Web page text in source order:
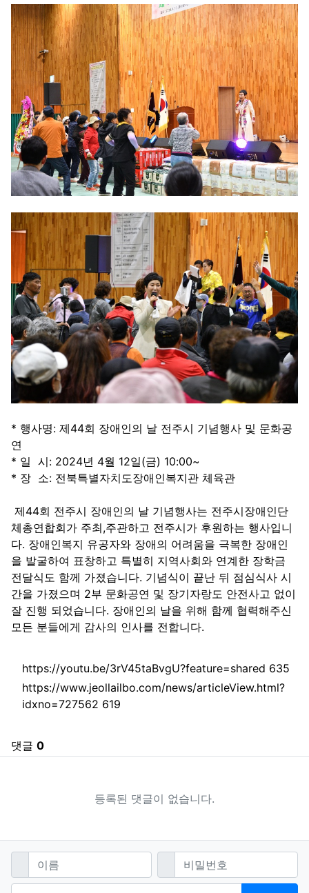
* 행사명: 제44회 장애인의 날 전주시 기념행사 및 문화공
연
* 일 시: 2024년 4월 12일(금) 10:00~
* 장 소: 전북특별자치도장애인복지관 체육관
제44회 전주시 장애인의 날 기념행사는 전주시장애인단
체총연합회가 주최,주관하고 전주시가 후원하는 행사입니
다. 장애인복지 유공자와 장애의 어려움을 극복한 장애인
을 발굴하여 표창하고 특별히 지역사회와 연계한 장학금
전달식도 함께 가졌습니다. 기념식이 끝난 뒤 점심식사 시
간을 가졌으며 2부 문화공연 및 장기자랑도 안전사고 없이
잘 진행 되었습니다. 장애인의 날을 위해 함께 협력해주신
모든 분들에게 감사의 인사를 전합니다.
관련자료
https://youtu.be/3rV45taBvgU?feature=shared 635
https://www.jeollailbo.com/news/articleView.html?
idxno=727562 619
댓글 0
등록된 댓글이 없습니다.
댓글쓰기
필수 비밀번호필수